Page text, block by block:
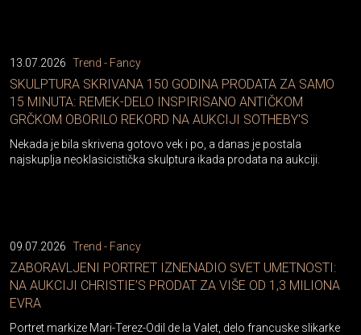
13.07.2026 Trend - Fancy
SKULPTURA SKRIVANA 150 GODINA PRODATA ZA SAMO
15 MINUTA: REMEK-DELO INSPIRISANO ANTIČKOM
GRČKOM OBORILO REKORD NA AUKCIJI SOTHEBY'S
Nekada je bila skrivena gotovo vek i po, a danas je postala
najskuplja neoklasicistička skulptura ikada prodata na aukciji.
09.07.2026 Trend - Fancy
ZABORAVLJENI PORTRET IZNENADIO SVET UMETNOSTI:
NA AUKCIJI CHRISTIE’S PRODAT ZA VIŠE OD 1,3 MILIONA
EVRA
Portret markize Mari-Terez-Odil de la Valet, delo francuske slikarke